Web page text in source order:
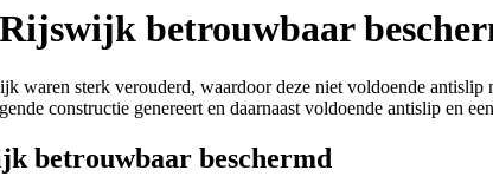
betrouwbaar
waren sterk verouderd, waardoor deze niet voldoende
constructie genereert en daarnaast voldoende antislip en
betrouwbaar beschermd